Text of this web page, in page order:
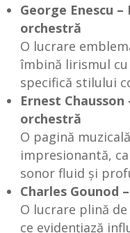
George Enescu
orchestră
O lucrare
îmbină lirismul
specifică stilului
Ernest
orchestră
O pagină
impresionantă,
sonor fluid și
Charles Gounod
O lucrare plină
ce evidențiază